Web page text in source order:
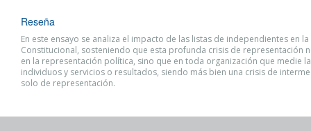
Reseña
En este ensayo se analiza el impacto de las listas de independientes en
Constitucional, sosteniendo que esta profunda crisis de representación
en la representación política, sino que en toda organización que medie
individuos y servicios o resultados, siendo más bien una crisis de
solo de representación.